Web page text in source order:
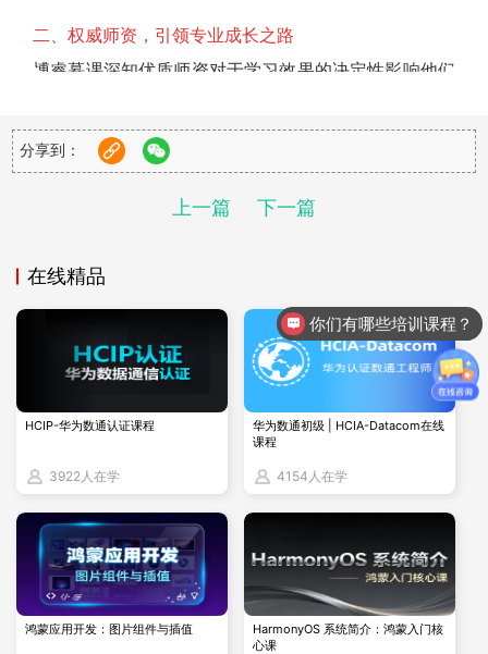
二、权威师资，引领专业成长之路
博睿慕课深知优质师资对于学习效果的决定性影响他们
证，如华为HCIE、红帽RHCA、甲骨文OCP等，这些
认证证明了他们在特定技术领域的专业水平和权威性。
更拥有丰富的实战经验，能够深入浅出地传授专业知
博睿慕课会员订阅服务打破了传统教育的时间地点限
制，让学习变得无处不在。会员只需一台联网设备，即
可随时随地登录平台，享受沉浸式学习体验。还有线下
面授，线上直播，视频订阅等方式供您选择，这种灵活
高效的学习方式，极大地提高了学习效率，让学习成为
一种生活方式。
分享到：
上一篇 下一篇
在线精品
HCIP-华为数通认证课程
3922人在学
华为数通初级 | HCIA-Datacom在线
课程
4154人在学
鸿蒙应用开发：图片组件与插值
HarmonyOS 系统简介：鸿蒙入门核
心课
你们有哪些培训课程？